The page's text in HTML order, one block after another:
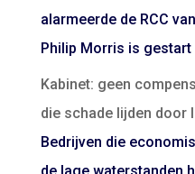
alarmeerde de RCC
Philip Morris is gestart
Kabinet: geen
die schade lijden door
Bedrijven die
de lage waterstanden